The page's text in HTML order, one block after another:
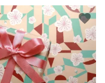
favorite